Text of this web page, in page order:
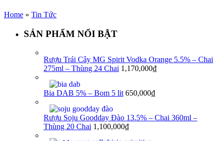
Home » Tin Tức
SẢN PHẨM NỔI BẬT
Rượu Trái Cây MG Spirit Vodka Orange 5.5% – Chai
275ml – Thùng 24 Chai 1,170,000₫
Bia DAB 5% – Bom 5 lit 650,000₫
Rượu Soju Goodday Đào 13.5% – Chai 360ml –
Thùng 20 Chai 1,100,000₫